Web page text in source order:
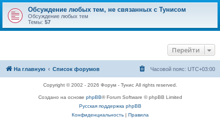
Обсуждение любых тем, не связанных с Тунисом
Обсуждение любых тем
Темы: 57
Перейти
На главную Список форумов Часовой пояс: UTC+03:00
Copyright © 2002 - 2026 Форум - Тунис All rights reserved.
Создано на основе phpBB® Forum Software © phpBB Limited
Русская поддержка phpBB
Конфиденциальность| Правила